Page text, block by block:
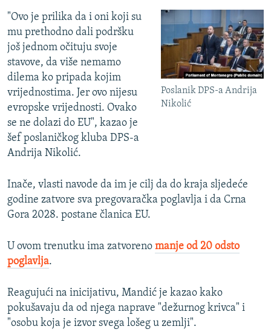
Poslanik DPS-a Andrija
Nikolić
"Ovo je prilika da i oni koji su
mu prethodno dali podršku
još jednom očituju svoje
stavove, da više nemamo
dilema ko pripada kojim
vrijednostima. Jer ovo nijesu
evropske vrijednosti. Ovako
se ne dolazi do EU", kazao je
šef poslaničkog kluba DPS-a
Andrija Nikolić.
Inače, vlasti navode da im je cilj da do kraja sljedeće
godine zatvore sva pregovaračka poglavlja i da Crna
Gora 2028. postane članica EU.
U ovom trenutku ima zatvoreno manje od 20 odsto
poglavlja.
Reagujući na inicijativu, Mandić je kazao kako
pokušavaju da od njega naprave "dežurnog krivca" i
"osobu koja je izvor svega lošeg u zemlji".